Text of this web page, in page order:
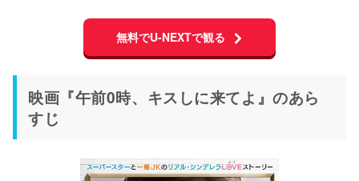
無料でU-NEXTで観る
映画『午前0時、キスしに来てよ』のあら
すじ